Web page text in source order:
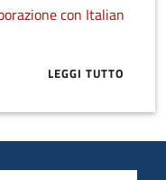
con Italian
LEGGI TUTTO
ABOUT VC